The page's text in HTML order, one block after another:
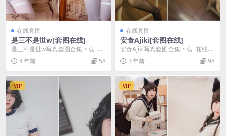
在线套图
是三不是世w[套图在线]
是三不是世w写真套图合集下载+在
线导航，更新至 53 期，持续更新
中。 是三不是...
4 年前 58
在线套图
安食Ajiki[套图在线]
安食Ajiki写真套图合集下载+在线导
航，更新至 13 期，持续更新中。
安食A...
3 年前 98
VIP VIP